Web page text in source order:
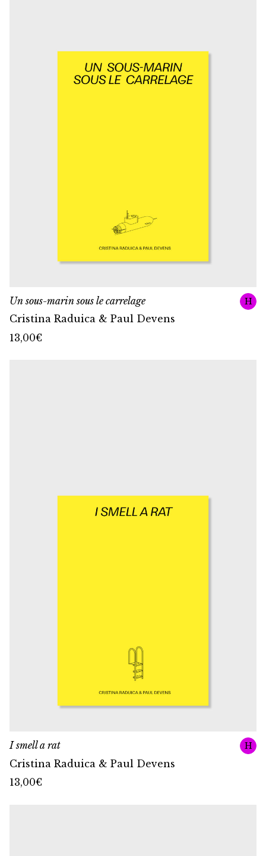
Un sous-marin sous le carrelage H
Cristina Raduica & Paul Devens
13,00€
I smell a rat H
Cristina Raduica & Paul Devens
13,00€